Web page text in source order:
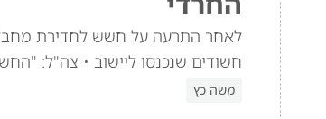
לאחר התרעה על חשש לחדירת
חשודים שנכנסו ליישוב • צה"ל:
משה כץ